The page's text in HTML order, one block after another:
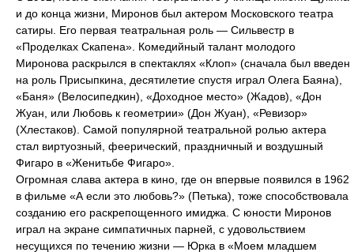
и до конца жизни, Миронов был актером Московского театра
сатиры. Его первая театральная роль — Сильвестр в
«Проделках Скапена». Комедийный талант молодого
Миронова раскрылся в спектаклях «Клоп» (сначала был введен
на роль Присыпкина, десятилетие спустя играл Олега Баяна),
«Баня» (Велосипедкин), «Доходное место» (Жадов), «Дон
Жуан, или Любовь к геометрии» (Дон Жуан), «Ревизор»
(Хлестаков). Самой популярной театральной ролью актера
стал виртуозный, феерический, праздничный и воздушный
Фигаро в «Женитьбе Фигаро».
Огромная слава актера в кино, где он впервые появился в 1962
в фильме «А если это любовь?» (Петька), тоже способствовала
созданию его раскрепощенного имиджа. С юности Миронов
играл на экране симпатичных парней, с удовольствием
несущихся по течению жизни — Юрка в «Моем младшем